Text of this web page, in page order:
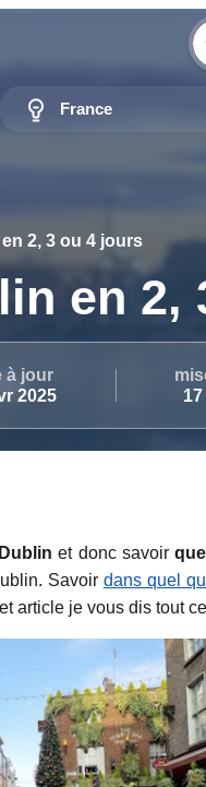
France
2, 3 ou 4 jours
en 2,
à jour
2025
et donc savoir
Savoir dans quel
article je vous dis tout